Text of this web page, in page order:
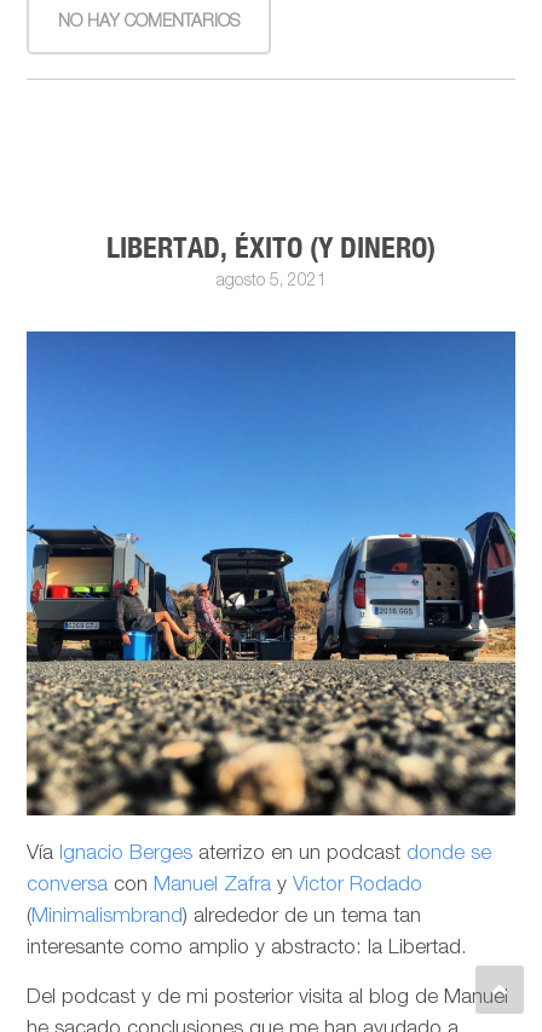
NO HAY COMENTARIOS
LIBERTAD, ÉXITO (Y DINERO)
agosto 5, 2021
Vía Ignacio Berges aterrizo en un podcast donde se
conversa con Manuel Zafra y Victor Rodado
(Minimalismbrand) alrededor de un tema tan
interesante como amplio y abstracto: la Libertad.
Del podcast y de mi posterior visita al blog de Manuel